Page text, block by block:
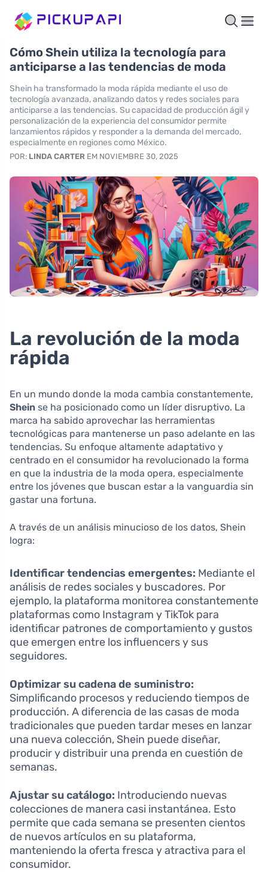
Cómo Shein utiliza la tecnología para
anticiparse a las tendencias de moda
Shein ha transformado la moda rápida mediante el uso de
tecnología avanzada, analizando datos y redes sociales para
anticiparse a las tendencias. Su capacidad de producción ágil y
personalización de la experiencia del consumidor permite
lanzamientos rápidos y responder a la demanda del mercado,
especialmente en regiones como México.
POR: LINDA CARTER EM NOVIEMBRE 30, 2025
La revolución de la moda
rápida
En un mundo donde la moda cambia constantemente,
Shein se ha posicionado como un líder disruptivo. La
marca ha sabido aprovechar las herramientas
tecnológicas para mantenerse un paso adelante en las
tendencias. Su enfoque altamente adaptativo y
centrado en el consumidor ha revolucionado la forma
en que la industria de la moda opera, especialmente
entre los jóvenes que buscan estar a la vanguardia sin
gastar una fortuna.
A través de un análisis minucioso de los datos, Shein
logra:
Identificar tendencias emergentes: Mediante el
análisis de redes sociales y buscadores. Por
ejemplo, la plataforma monitorea constantemente
plataformas como Instagram y TikTok para
identificar patrones de comportamiento y gustos
que emergen entre los influencers y sus
seguidores.
Optimizar su cadena de suministro:
Simplificando procesos y reduciendo tiempos de
producción. A diferencia de las casas de moda
tradicionales que pueden tardar meses en lanzar
una nueva colección, Shein puede diseñar,
producir y distribuir una prenda en cuestión de
semanas.
Ajustar su catálogo: Introduciendo nuevas
colecciones de manera casi instantánea. Esto
permite que cada semana se presenten cientos
de nuevos artículos en su plataforma,
manteniendo la oferta fresca y atractiva para el
consumidor.